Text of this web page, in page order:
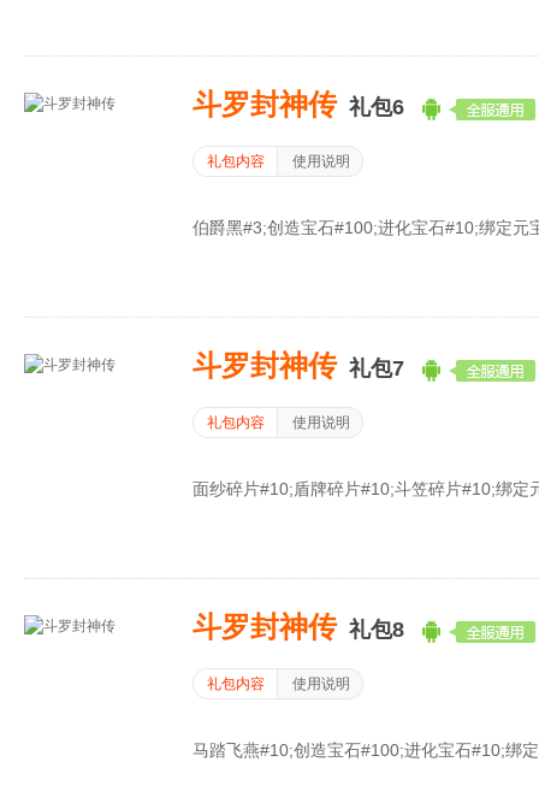
斗罗封神传 礼包6
礼包内容 使用说明
伯爵黑#3;创造宝石#100;进化宝石#10;绑定元
斗罗封神传 礼包7
礼包内容 使用说明
面纱碎片#10;盾牌碎片#10;斗笠碎片#10;绑定
斗罗封神传 礼包8
礼包内容 使用说明
马踏飞燕#10;创造宝石#100;进化宝石#10;绑